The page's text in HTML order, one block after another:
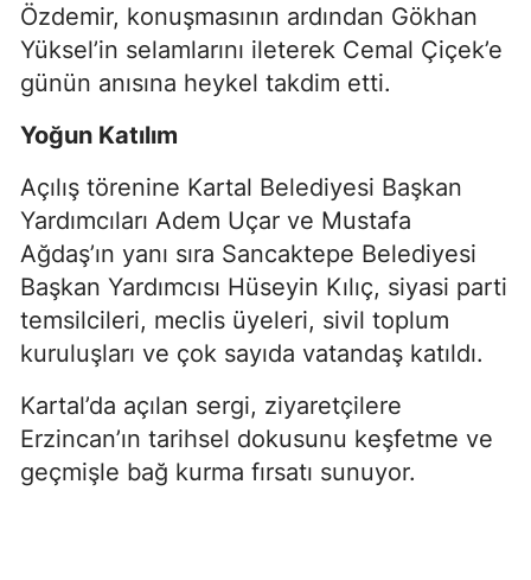
Özdemir, konuşmasının ardından Gökhan
Yüksel’in selamlarını ileterek Cemal Çiçek’e
günün anısına heykel takdim etti.
Yoğun Katılım
Açılış törenine Kartal Belediyesi Başkan
Yardımcıları Adem Uçar ve Mustafa
Ağdaş’ın yanı sıra Sancaktepe Belediyesi
Başkan Yardımcısı Hüseyin Kılıç, siyasi parti
temsilcileri, meclis üyeleri, sivil toplum
kuruluşları ve çok sayıda vatandaş katıldı.
Kartal’da açılan sergi, ziyaretçilere
Erzincan’ın tarihsel dokusunu keşfetme ve
geçmişle bağ kurma fırsatı sunuyor.